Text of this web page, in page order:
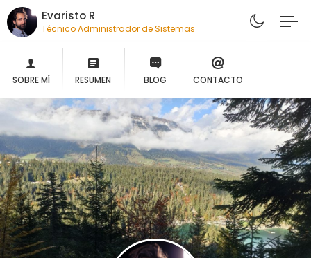
Evaristo R
Técnico Administrador de Sistemas
SOBRE MÍ RESUMEN BLOG CONTACTO